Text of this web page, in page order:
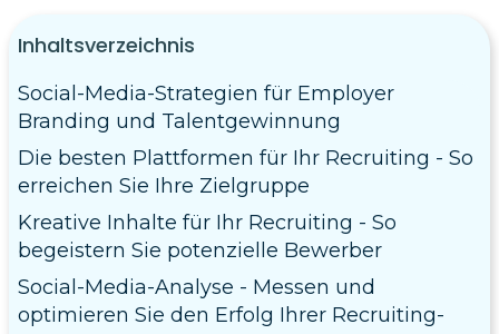
Inhaltsverzeichnis
Social-Media-Strategien für Employer
Branding und Talentgewinnung
Die besten Plattformen für Ihr Recruiting - So
erreichen Sie Ihre Zielgruppe
Kreative Inhalte für Ihr Recruiting - So
begeistern Sie potenzielle Bewerber
Social-Media-Analyse - Messen und
optimieren Sie den Erfolg Ihrer Recruiting-